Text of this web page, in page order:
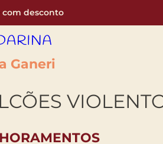
com desconto
Ganeri